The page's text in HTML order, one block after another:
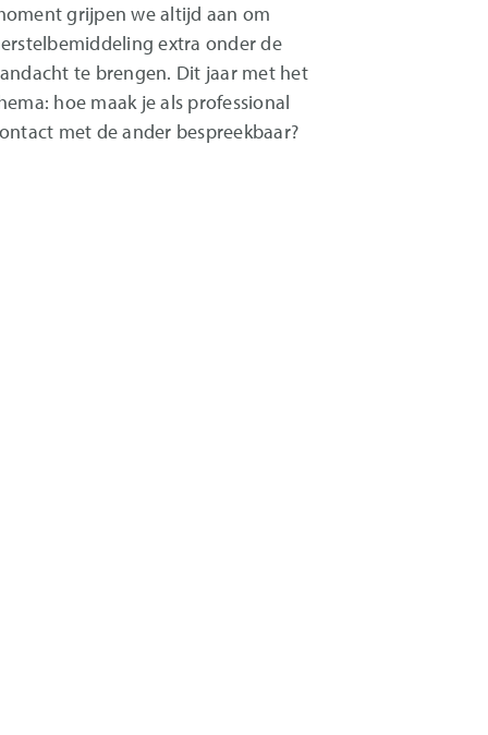
grijpen we altijd aan om
extra onder de
te brengen. Dit jaar met het
hoe maak je als professional
met de ander bespreekbaar?